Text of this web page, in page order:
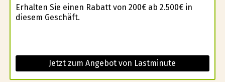
Erhalten Sie einen Rabatt von 200€ ab 2.500€ in
diesem Geschäft.
Jetzt zum Angebot von Lastminute